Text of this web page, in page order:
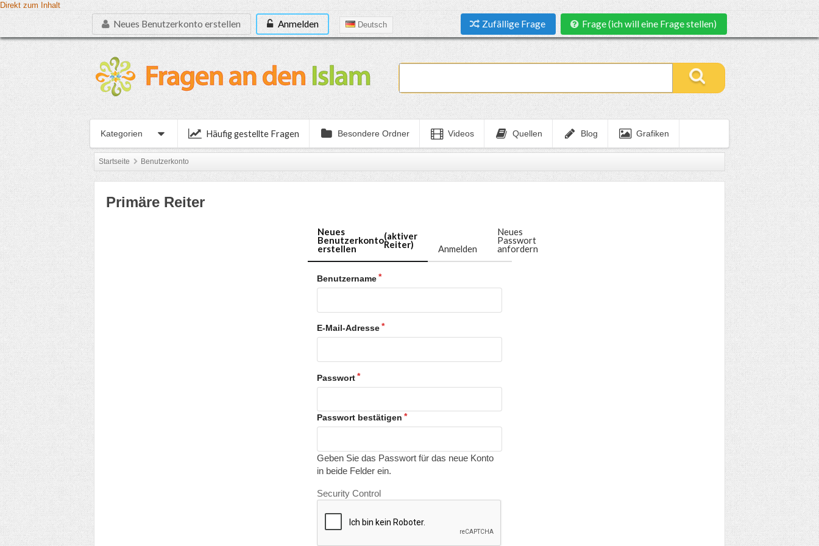
Direkt zum Inhalt
Neues Benutzerkonto erstellen Anmelden Deutsch Zufällige Frage Frage (ich will eine Frage stellen)
Kategorien Häufig gestellte Fragen Besondere Ordner Videos Quellen Blog Grafiken
Startseite Benutzerkonto
Primäre Reiter
Neues
Benutzerkonto
erstellen
(aktiver
Reiter) Anmelden
Neues
Passwort
anfordern
Benutzername
E-Mail-Adresse
Passwort
Passwort bestätigen
Geben Sie das Passwort für das neue Konto
in beide Felder ein.
Security Control